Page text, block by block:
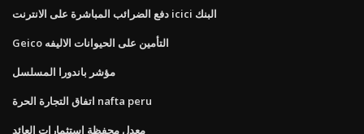
دفع الضرائب المباشرة على الانترنت icici البنك
Geico التأمين على الحيوانات الاليفه
مؤشر باندورا المسلسل
اتفاق التجارة الحرة nafta peru
معدل محفظة استثمارات العائد